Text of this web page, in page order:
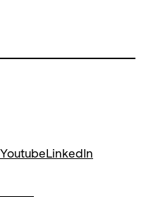
YoutubeLinkedIn